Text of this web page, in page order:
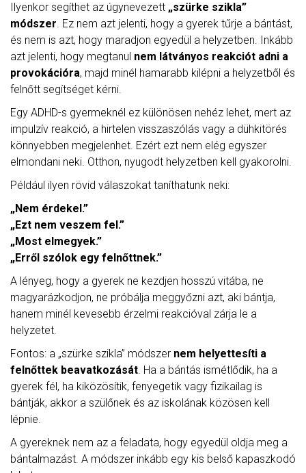
Ilyenkor segíthet az úgynevezett „szürke szikla”
módszer. Ez nem azt jelenti, hogy a gyerek tűrje a bántást,
és nem is azt, hogy maradjon egyedül a helyzetben. Inkább
azt jelenti, hogy megtanul nem látványos reakciót adni a
provokációra, majd minél hamarabb kilépni a helyzetből és
felnőtt segítséget kérni.
Egy ADHD-s gyermeknél ez különösen nehéz lehet, mert az
impulzív reakció, a hirtelen visszaszólás vagy a dühkitörés
könnyebben megjelenhet. Ezért ezt nem elég egyszer
elmondani neki. Otthon, nyugodt helyzetben kell gyakorolni.
Például ilyen rövid válaszokat taníthatunk neki:
„Nem érdekel.”
„Ezt nem veszem fel.”
„Most elmegyek.”
„Erről szólok egy felnőttnek.”
A lényeg, hogy a gyerek ne kezdjen hosszú vitába, ne
magyarázkodjon, ne próbálja meggyőzni azt, aki bántja,
hanem minél kevesebb érzelmi reakcióval zárja le a
helyzetet.
Fontos: a „szürke szikla” módszer nem helyettesíti a
felnőttek beavatkozását. Ha a bántás ismétlődik, ha a
gyerek fél, ha kiközösítik, fenyegetik vagy fizikailag is
bántják, akkor a szülőnek és az iskolának közösen kell
lépnie.
A gyereknek nem az a feladata, hogy egyedül oldja meg a
bántalmazást. A módszer inkább egy kis belső kapaszkodó